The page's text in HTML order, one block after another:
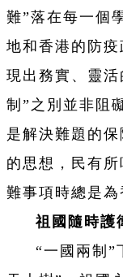
難”落在每一個
地和香港的防
現出務實、靈
制”之別並非阻
是解決難題的
的思想，民有
難事項時總是為
祖國隨時護
“一國兩制”